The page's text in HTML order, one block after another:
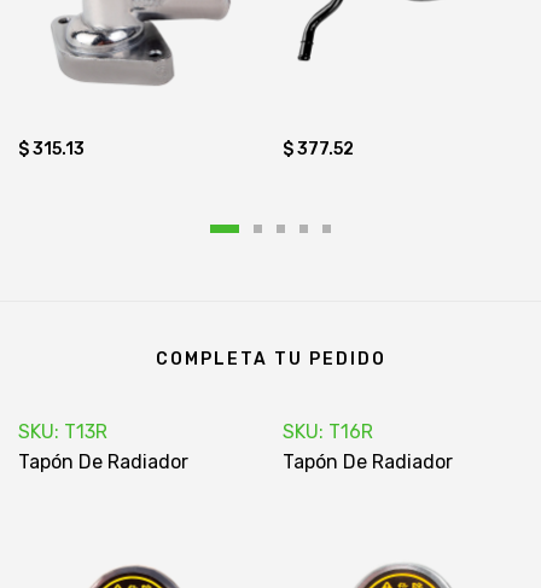
$ 315.13 $ 377.52
COMPLETA TU PEDIDO
SKU: T13R
Tapón De Radiador
SKU: T16R
Tapón De Radiador